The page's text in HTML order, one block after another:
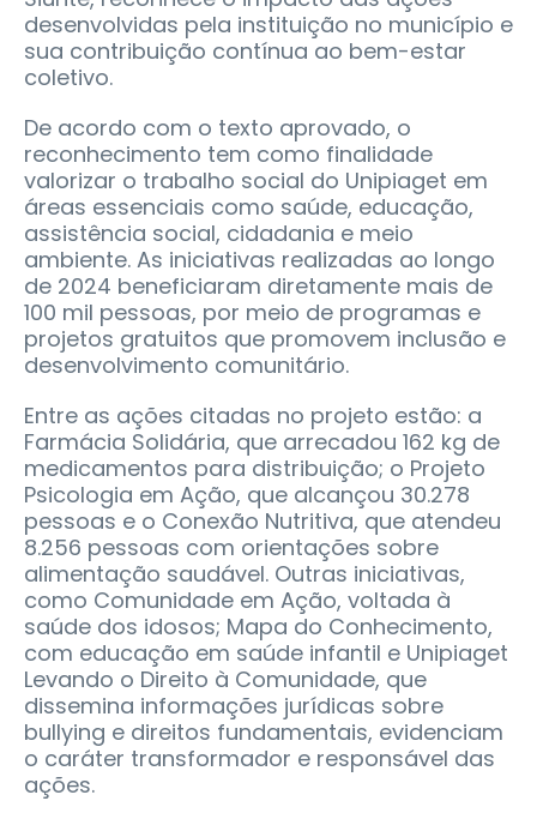
desenvolvidas pela instituição no município e
sua contribuição contínua ao bem-estar
coletivo.
De acordo com o texto aprovado, o
reconhecimento tem como finalidade
valorizar o trabalho social do Unipiaget em
áreas essenciais como saúde, educação,
assistência social, cidadania e meio
ambiente. As iniciativas realizadas ao longo
de 2024 beneficiaram diretamente mais de
100 mil pessoas, por meio de programas e
projetos gratuitos que promovem inclusão e
desenvolvimento comunitário.
Entre as ações citadas no projeto estão: a
Farmácia Solidária, que arrecadou 162 kg de
medicamentos para distribuição; o Projeto
Psicologia em Ação, que alcançou 30.278
pessoas e o Conexão Nutritiva, que atendeu
8.256 pessoas com orientações sobre
alimentação saudável. Outras iniciativas,
como Comunidade em Ação, voltada à
saúde dos idosos; Mapa do Conhecimento,
com educação em saúde infantil e Unipiaget
Levando o Direito à Comunidade, que
dissemina informações jurídicas sobre
bullying e direitos fundamentais, evidenciam
o caráter transformador e responsável das
ações.